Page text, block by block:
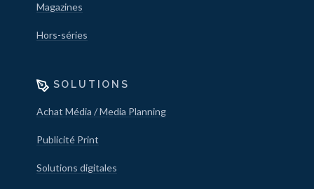
Magazines
Hors-séries
SOLUTIONS
Achat Média / Media Planning
Publicité Print
Solutions digitales